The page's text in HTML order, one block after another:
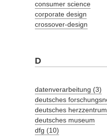
consumer science
corporate design
crossover-design
D
datenverarbeitung (3)
deutsches
deutsches
deutsches museum
dfg (10)